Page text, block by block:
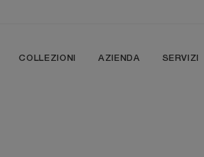
COLLEZIONI AZIENDA SERVIZI